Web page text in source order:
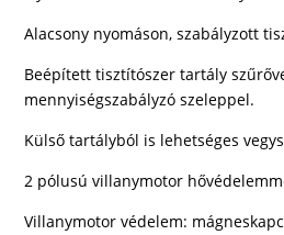
Alacsony nyomáson, szabályzott
Beépített tisztítószer tartály
mennyiségszabályzó szeleppel.
Külső tartályból is lehetséges
2 pólusú villanymotor
Villanymotor védelem: